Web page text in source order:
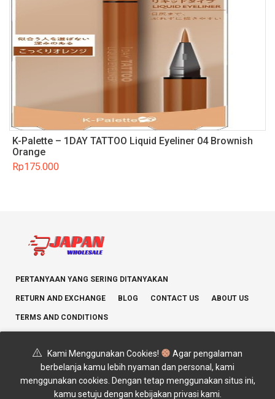
K-Palette – 1DAY TATTOO Liquid Eyeliner 04 Brownish
Orange
Rp175.000
PERTANYAAN YANG SERING DITANYAKAN
RETURN AND EXCHANGE BLOG CONTACT US ABOUT US
TERMS AND CONDITIONS
Copyright © 2025 JAPAN WHOLESALE. All rights reserved.
Kami Menggunakan Cookies!
Agar pengalaman
berbelanja kamu lebih nyaman dan personal, kami
menggunakan cookies. Dengan tetap menggunakan situs ini,
kamu setuju dengan kebijakan privasi kami.